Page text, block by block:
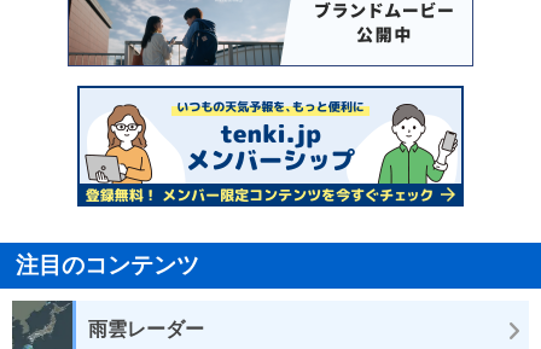
注目のコンテンツ
雨雲レーダー